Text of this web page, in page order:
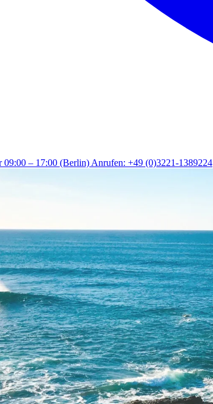
09:00 – 17:00 (Berlin) Anrufen: +49 (0)3221-1389224